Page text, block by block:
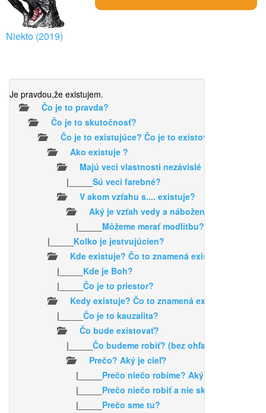
Niekto (2019)
Je pravdou,že existujem.
Čo je to pravda?
Čo je to skutočnosť?
Čo je to existujúce? Čo je to existovať?
Ako existuje ?
Majú veci vlastnosti nezávislé na našom
|_____ Sú veci farebné?
V akom vzťahu s.... existuje?
Aký je vzťah vedy a náboženstva?
|_____ Môžeme merať modlitbu?
|_____ Kolko je jestvujúcien?
Kde existuje? Čo to znamená existovať v
|_____ Kde je Boh?
|_____ Čo je to priestor?
Kedy existuje? Čo to znamená existovať v čase
|_____ Čo je to kauzalita?
Čo bude existovať?
|_____ Čo budeme robiť? (bez ohľadu nato, čo
Prečo? Aký je cieľ?
|_____ Prečo niečo robíme? Aký je cieľ toho
|_____ Prečo niečo robiť a nie skôr nič?
|_____ Prečo sme tu?